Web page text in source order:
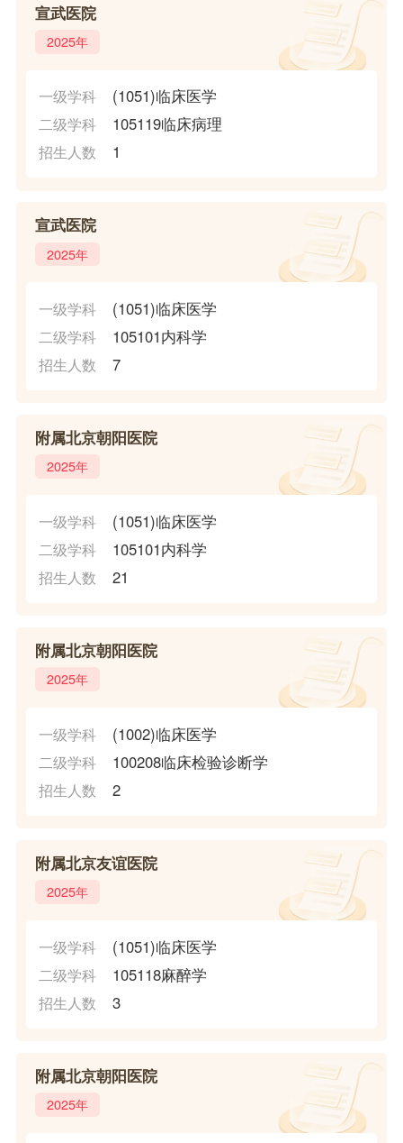
宣武医院
2025年
一级学科 (1051)临床医学
二级学科 105119临床病理
招生人数 1
宣武医院
2025年
一级学科 (1051)临床医学
二级学科 105101内科学
招生人数 7
附属北京朝阳医院
2025年
一级学科 (1051)临床医学
二级学科 105101内科学
招生人数 21
附属北京朝阳医院
2025年
一级学科 (1002)临床医学
二级学科 100208临床检验诊断学
招生人数 2
附属北京友谊医院
2025年
一级学科 (1051)临床医学
二级学科 105118麻醉学
招生人数 3
附属北京朝阳医院
2025年